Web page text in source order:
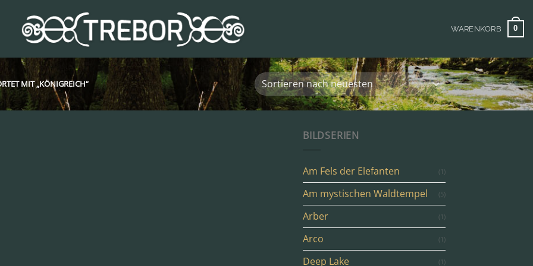
WARENKORB 0
MIT „KÖNIGREICH“
BILDSERIEN
Am Fels der Elefanten (1)
Am mystischen Waldtempel (5)
Arber (1)
Arco (1)
Deep Lake (1)